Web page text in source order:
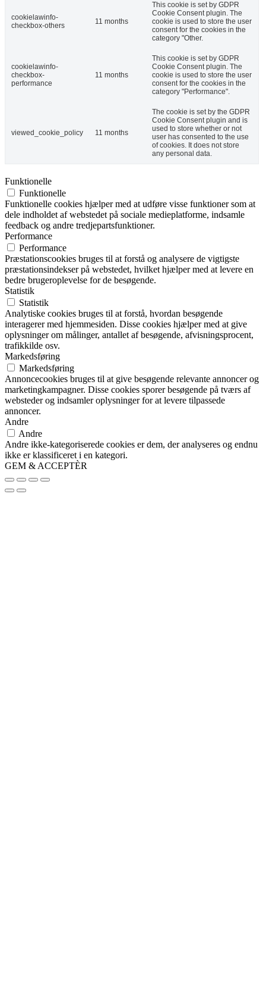
cookielawinfo-
checkbox-others
11 months
This cookie is set by GDPR
Cookie Consent plugin. The
cookie is used to store the user
consent for the cookies in the
category "Other.
cookielawinfo-
checkbox-
performance
11 months
This cookie is set by GDPR
Cookie Consent plugin. The
cookie is used to store the user
consent for the cookies in the
category "Performance".
viewed_cookie_policy 11 months
The cookie is set by the GDPR
Cookie Consent plugin and is
used to store whether or not
user has consented to the use
of cookies. It does not store
any personal data.
Funktionelle
Funktionelle
Funktionelle cookies hjælper med at udføre visse funktioner som at
dele indholdet af webstedet på sociale medieplatforme, indsamle
feedback og andre tredjepartsfunktioner.
Performance
Performance
Præstationscookies bruges til at forstå og analysere de vigtigste
præstationsindekser på webstedet, hvilket hjælper med at levere en
bedre brugeroplevelse for de besøgende.
Statistik
Statistik
Analytiske cookies bruges til at forstå, hvordan besøgende
interagerer med hjemmesiden. Disse cookies hjælper med at give
oplysninger om målinger, antallet af besøgende, afvisningsprocent,
trafikkilde osv.
Markedsføring
Markedsføring
Annoncecookies bruges til at give besøgende relevante annoncer og
marketingkampagner. Disse cookies sporer besøgende på tværs af
websteder og indsamler oplysninger for at levere tilpassede
annoncer.
Andre
Andre
Andre ikke-kategoriserede cookies er dem, der analyseres og endnu
ikke er klassificeret i en kategori.
GEM & ACCEPTÈR